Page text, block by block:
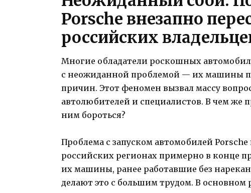
Porsche внезапно
российских
Многие обладатели роскошных
с неожиданной проблемой — их машины
причин. Этот феномен вызвал массу
автолюбителей и специалистов. В чем же
ним бороться?
Проблема с запуском автомобилей
российских регионах примерно в конце
их машины, ранее работавшие без
делают это с большим трудом. В основном